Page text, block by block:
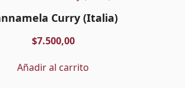
Curry (Italia)
$7.500,00
Añadir al carrito